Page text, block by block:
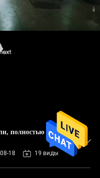
полностью
18 19 виды